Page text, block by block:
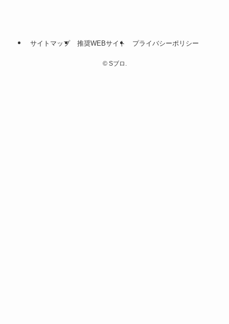
サイトマップ 推奨WEBサイト プライバシーポリシー
©Sブロ.